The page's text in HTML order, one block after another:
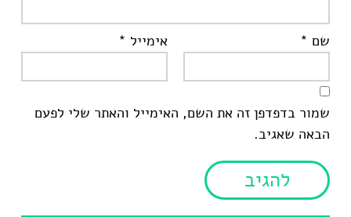
שם * אימייל *
שמור בדפדפן זה את השם, האימייל והאתר שלי לפעם
הבאה שאגיב.